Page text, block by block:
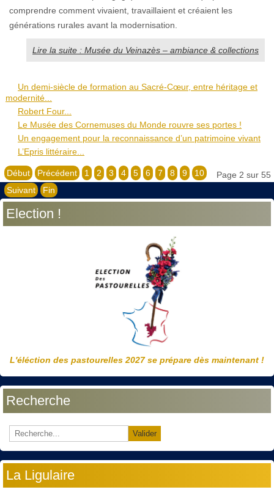
comprendre comment vivaient, travaillaient et créaient les
générations rurales avant la modernisation.
Lire la suite : Musée du Veinazès – ambiance & collections
Un demi-siècle de formation au Sacré-Cœur, entre héritage et
modernité...
Robert Four...
Le Musée des Cornemuses du Monde rouvre ses portes !
Un engagement pour la reconnaissance d’un patrimoine vivant
L’Epris littéraire...
Page 2 sur 55
Début Précédent 1 2 3 4 5 6 7 8 9
10
Suivant
Fin
Election !
L'éléction des pastourelles 2027 se prépare dès maintenant !
Recherche
Valider
La Ligulaire